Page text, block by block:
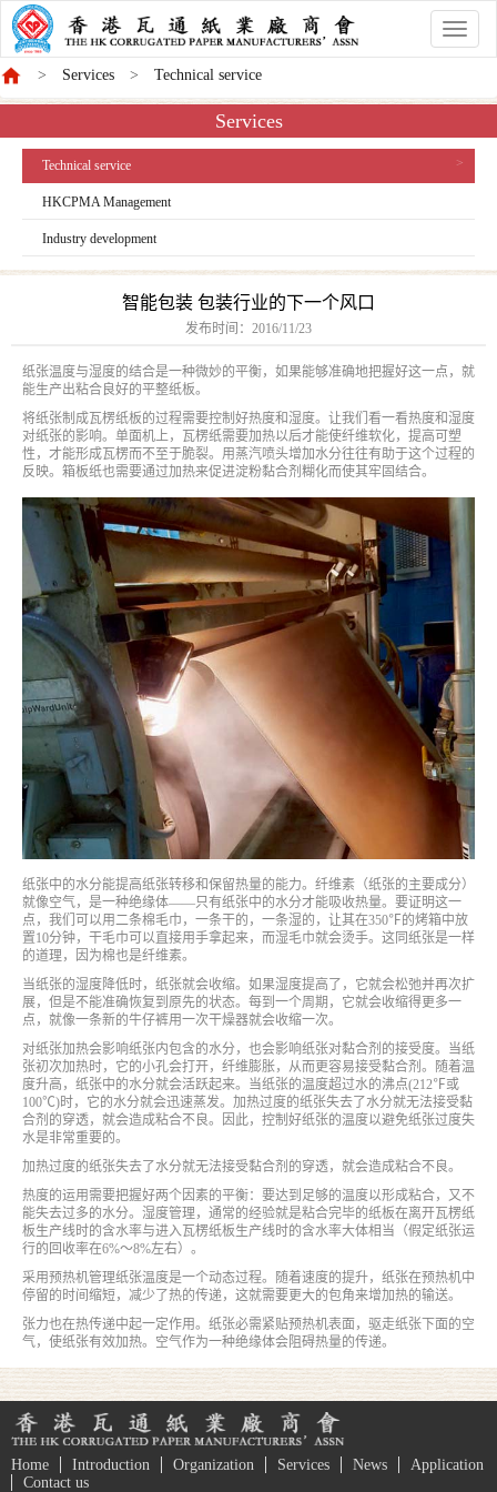
香
港
會
Services Technical service
Services
Technical service
HKCPMA Management
Industry development
智能包装 包装行业的下一个风口
发布时间： 2016/11/23
纸张温度与湿度的结合是一种微妙的平衡，如果能够准确地把握好这一点，就
能生产出粘合良好的平整纸板。
将纸张制成瓦楞纸板的过程需要控制好热度和湿度。让我们看一看热度和湿度
对纸张的影响。单面机上，瓦楞纸需要加热以后才能使纤维软化，提高可塑
性，才能形成瓦楞而不至于脆裂。用蒸汽喷头增加水分往往有助于这个过程的
反映。箱板纸也需要通过加热来促进淀粉黏合剂糊化而使其牢固结合。
纸张中的水分能提高纸张转移和保留热量的能力。纤维素（纸张的主要成分）
就像空气，是一种绝缘体——只有纸张中的水分才能吸收热量。要证明这一
点，我们可以用二条棉毛巾，一条干的，一条湿的，让其在350℉的烤箱中放
置10分钟，干毛巾可以直接用手拿起来，而湿毛巾就会烫手。这同纸张是一样
的道理，因为棉也是纤维素。
当纸张的湿度降低时，纸张就会收缩。如果湿度提高了，它就会松弛并再次扩
展，但是不能准确恢复到原先的状态。每到一个周期，它就会收缩得更多一
点，就像一条新的牛仔裤用一次干燥器就会收缩一次。
对纸张加热会影响纸张内包含的水分，也会影响纸张对黏合剂的接受度。当纸
张初次加热时，它的小孔会打开，纤维膨胀，从而更容易接受黏合剂。随着温
度升高，纸张中的水分就会活跃起来。当纸张的温度超过水的沸点(212℉或
100℃)时，它的水分就会迅速蒸发。加热过度的纸张失去了水分就无法接受黏
合剂的穿透，就会造成粘合不良。因此，控制好纸张的温度以避免纸张过度失
水是非常重要的。
加热过度的纸张失去了水分就无法接受黏合剂的穿透，就会造成粘合不良。
热度的运用需要把握好两个因素的平衡：要达到足够的温度以形成粘合，又不
能失去过多的水分。湿度管理，通常的经验就是粘合完毕的纸板在离开瓦楞纸
板生产线时的含水率与进入瓦楞纸板生产线时的含水率大体相当（假定纸张运
行的回收率在6%～8%左右）。
采用预热机管理纸张温度是一个动态过程。随着速度的提升，纸张在预热机中
停留的时间缩短，减少了热的传递，这就需要更大的包角来增加热的输送。
张力也在热传递中起一定作用。纸张必需紧贴预热机表面，驱走纸张下面的空
气，使纸张有效加热。空气作为一种绝缘体会阻碍热量的传递。
Home Introduction Organization Services News
Application
Contact us